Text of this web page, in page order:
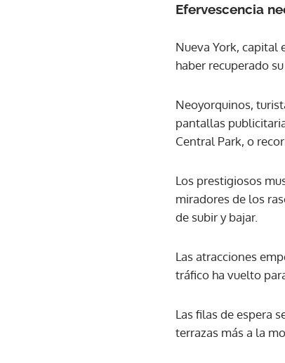
Efervescencia
Nueva York, capital
haber recuperado
Neoyorquinos,
pantallas
Central Park, o
Los prestigiosos
miradores de los
de subir y bajar.
Las atracciones
tráfico ha vuelto
Las filas de espera
terrazas más a la